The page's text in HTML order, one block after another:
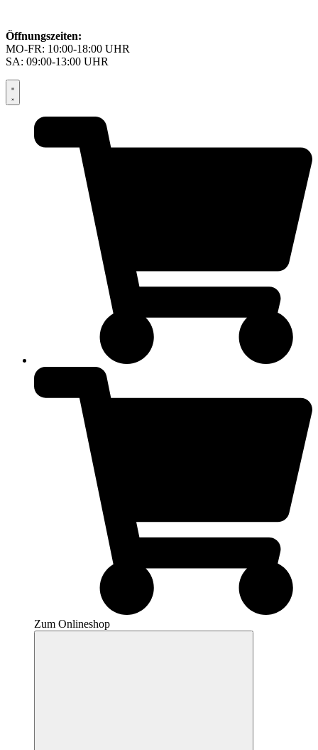
Öffnungszeiten:
MO-FR: 10:00-18:00 UHR
SA: 09:00-13:00 UHR
Zum Onlineshop